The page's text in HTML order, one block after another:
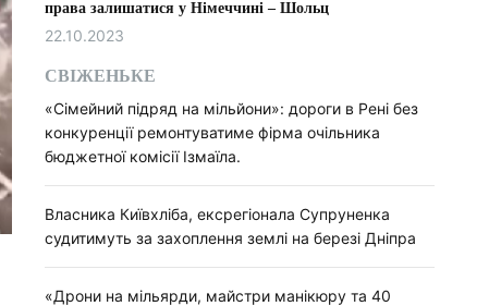
права залишатися у Німеччині – Шольц
22.10.2023
СВІЖЕНЬКЕ
«Сімейний підряд на мільйони»: дороги в Рені без
конкуренції ремонтуватиме фірма очільника
бюджетної комісії Ізмаїла.
Власника Київхліба, ексрегіонала Супруненка
судитимуть за захоплення землі на березі Дніпра
«Дрони на мільярди, майстри манікюру та 40